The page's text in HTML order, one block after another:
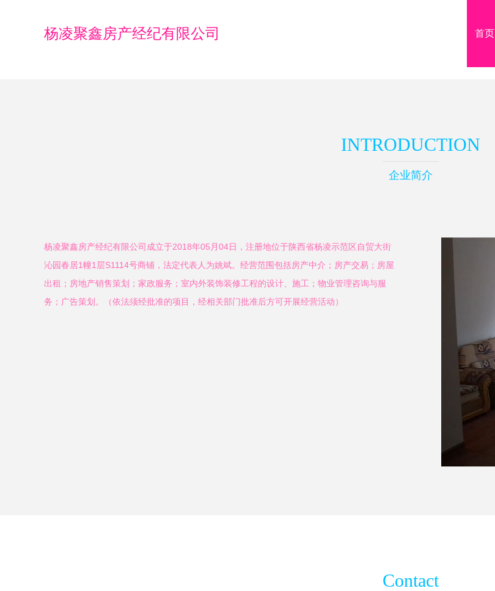
杨凌聚鑫房产经纪有限公司 首页
INTRODUCTION
企业简介
杨凌聚鑫房产经纪有限公司成立于2018年05月04日，注册地位于陕西省杨凌示范区自贸大街
沁园春居1幢1层S1114号商铺，法定代表人为姚斌。经营范围包括房产中介；房产交易；房屋
出租；房地产销售策划；家政服务；室内外装饰装修工程的设计、施工；物业管理咨询与服
务；广告策划。（依法须经批准的项目，经相关部门批准后方可开展经营活动）
Contact